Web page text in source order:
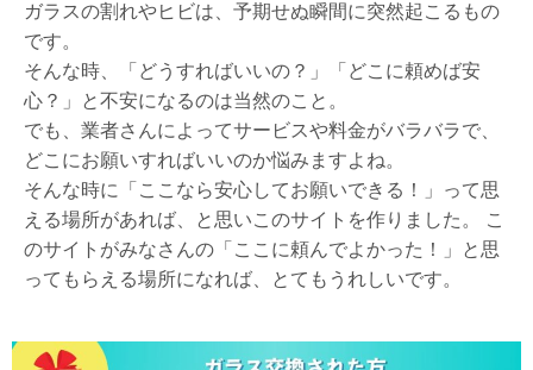
ガラスの割れやヒビは、予期せぬ瞬間に突然起こるもの
です。
そんな時、「どうすればいいの？」「どこに頼めば安
心？」と不安になるのは当然のこと。
でも、業者さんによってサービスや料金がバラバラで、
どこにお願いすればいいのか悩みますよね。
そんな時に「ここなら安心してお願いできる！」って思
える場所があれば、と思いこのサイトを作りました。 こ
のサイトがみなさんの「ここに頼んでよかった！」と思
ってもらえる場所になれば、とてもうれしいです。